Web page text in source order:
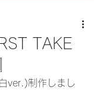
TAKE
ver.)制作しまし